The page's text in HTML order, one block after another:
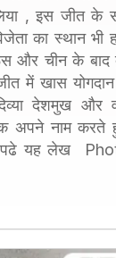
, इस जीत के
का स्थान भी
और चीन के बाद
में खास
देशमुख और
अपने नाम
पढे यह लेख